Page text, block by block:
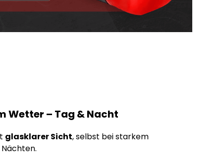
Wetter – Tag & Nacht
glasklarer Sicht, selbst bei starkem